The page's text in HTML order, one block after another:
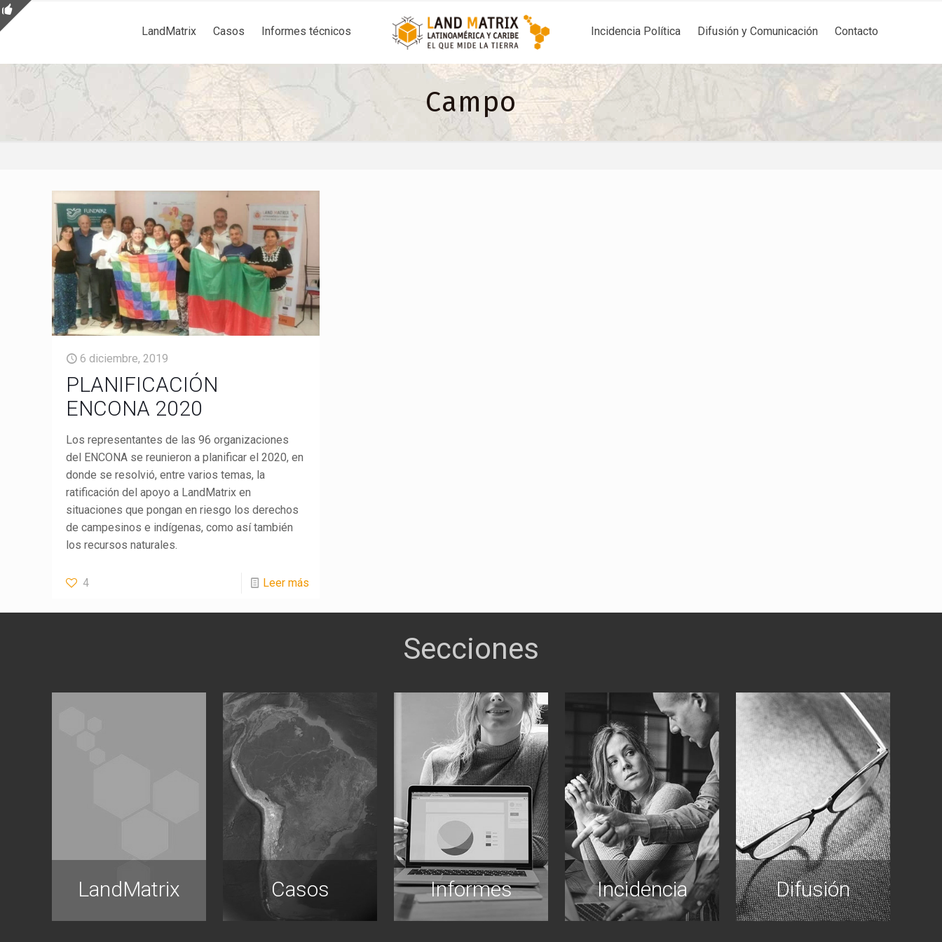
LandMatrix Casos Informes técnicos Incidencia Política Difusión y Comunicación Contacto
Campo
6 diciembre, 2019
PLANIFICACIÓN
ENCONA 2020
Los representantes de las 96 organizaciones
del ENCONA se reunieron a planificar el 2020, en
donde se resolvió, entre varios temas, la
ratificación del apoyo a LandMatrix en
situaciones que pongan en riesgo los derechos
de campesinos e indígenas, como así también
los recursos naturales.
4 Leer más
LandMatrix Casos Informes Incidencia Difusión